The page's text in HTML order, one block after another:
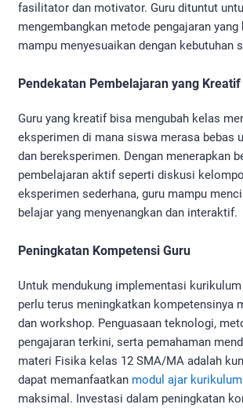
fasilitator dan motivator. Guru dituntut
mengembangkan metode pengajaran
mampu menyesuaikan dengan kebutuhan
Pendekatan Pembelajaran yang Kreatif
Guru yang kreatif bisa mengubah kelas
eksperimen di mana siswa merasa bebas
dan bereksperimen. Dengan menerapkan
pembelajaran aktif seperti diskusi
eksperimen sederhana, guru mampu
belajar yang menyenangkan dan interaktif.
Peningkatan Kompetensi Guru
Untuk mendukung implementasi
perlu terus meningkatkan kompetensinya
dan workshop. Penguasaan teknologi,
pengajaran terkini, serta pemahaman
materi Fisika kelas 12 SMA/MA adalah
dapat memanfaatkan modul ajar
maksimal. Investasi dalam peningkatan